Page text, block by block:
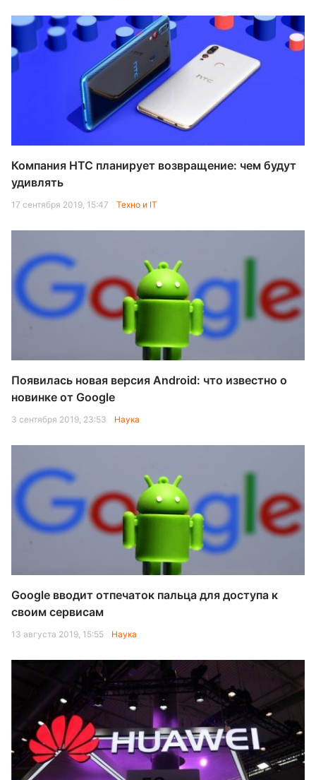
Компания HTC планирует возвращение: чем будут
удивлять
17 сентября 2019, 15:47 Техно и IT
Появилась новая версия Android: что известно о
новинке от Google
3 сентября 2019, 23:53 Наука
Google вводит отпечаток пальца для доступа к
своим сервисам
13 августа 2019, 15:55 Наука